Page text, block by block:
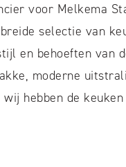
voor Melkema
selectie van
en behoeften van
moderne
hebben de